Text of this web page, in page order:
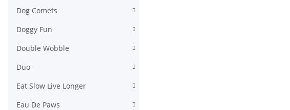
Dog Comets
Doggy Fun
Double Wobble
Duo
Eat Slow Live Longer
Eau De Paws